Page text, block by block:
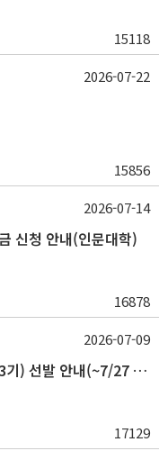
15118
15856
2026-07-22
신청 안내(인문대학)
16878
2026-07-14
2026-2학기 순득장학재단 장학생(23기) 선발 안내(~7/27 10:00)
17129
2026-07-09